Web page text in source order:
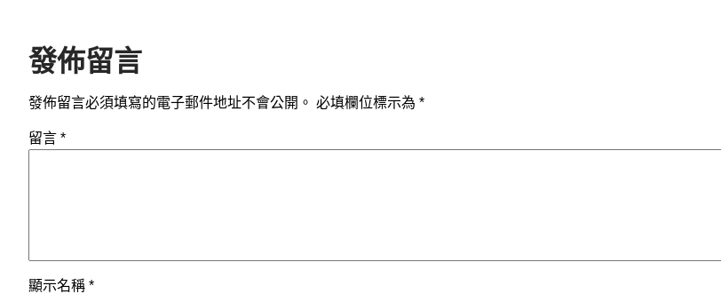
發佈留言
發佈留言必須填寫的電子郵件地址不會公開。 必填欄位標示為 *
留言 *
顯示名稱 *